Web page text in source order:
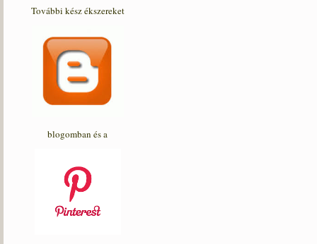
További kész ékszereket
blogomban és a